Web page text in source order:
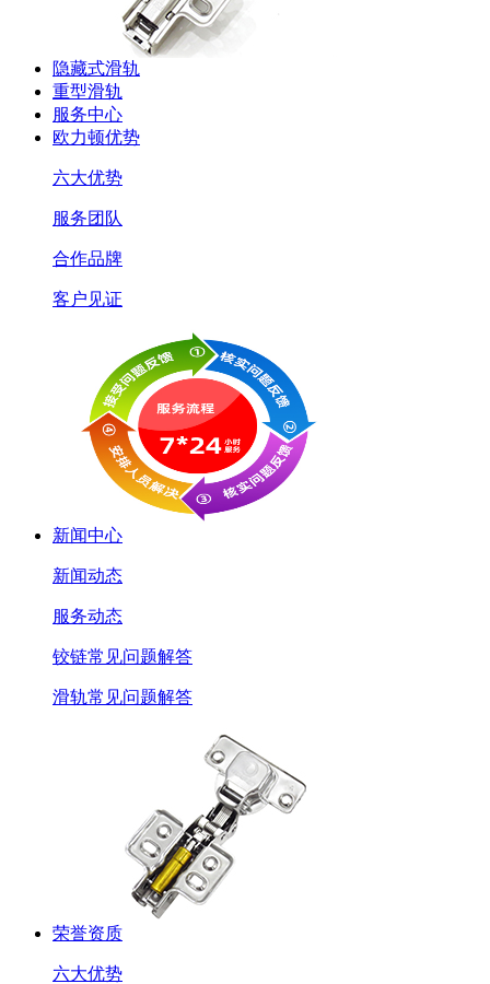
隐藏式滑轨
重型滑轨
服务中心
欧力顿优势
六大优势
服务团队
合作品牌
客户见证
新闻中心
新闻动态
服务动态
铰链常见问题解答
滑轨常见问题解答
荣誉资质
六大优势